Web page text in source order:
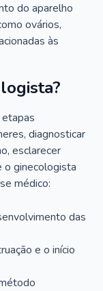
do aparelho
ovários,
às
diagnosticar
esclarecer
o ginecologista
médico:
das
e o início